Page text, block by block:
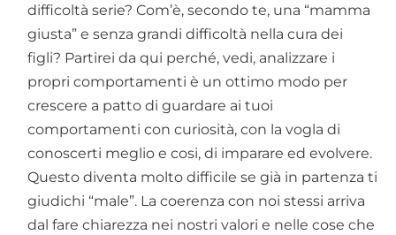
difficoltà serie? Com’è, secondo te, una “mamma
giusta” e senza grandi difficoltà nella cura dei
figli? Partirei da qui perché, vedi, analizzare i
propri comportamenti è un ottimo modo per
crescere a patto di guardare ai tuoi
comportamenti con curiosità, con la vogla di
conoscerti meglio e cosi, di imparare ed evolvere.
Questo diventa molto difficile se già in partenza ti
giudichi “male”. La coerenza con noi stessi arriva
dal fare chiarezza nei nostri valori e nelle cose che